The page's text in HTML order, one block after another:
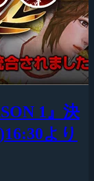
1』決
より